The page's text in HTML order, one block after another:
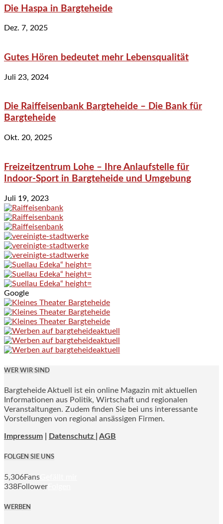
Die Haspa in Bargteheide
Dez. 7, 2025
Gutes Hören bedeutet mehr Lebensqualität
Juli 23, 2024
Die Raiffeisenbank Bargteheide – Die Bank für
Bargteheide
Okt. 20, 2025
Freizeitzentrum Lohe – Ihre Anlaufstelle für
Indoor-Sport in Bargteheide und Umgebung
Juli 19, 2023
Google
WER WIR SIND
Bargteheide Aktuell ist ein online Magazin mit aktuellen
Informationen aus Politik, Wirtschaft und regionalen
Veranstaltungen. Zudem finden Sie bei uns interessante
Vorstellungen von regional ansässigen Firmen.
Impressum Datenschutz | AGB
FOLGEN SIE UNS
5,306Fans
338Follower
WERBEN